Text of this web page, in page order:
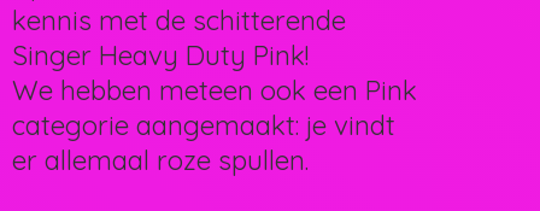
kennis met de schitterende
Singer Heavy Duty Pink!
We hebben meteen ook een Pink
categorie aangemaakt: je vindt
er allemaal roze spullen.